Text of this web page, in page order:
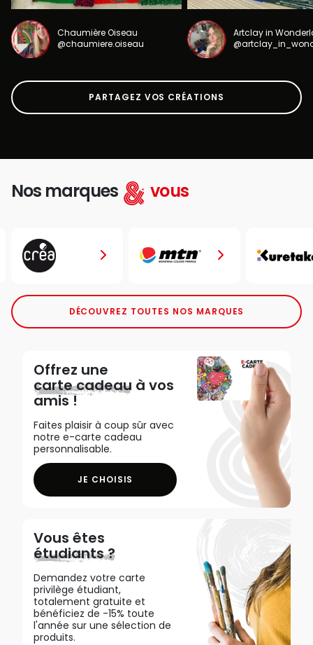
Chaumière Oiseau
@chaumiere.oiseau
Artclay in
PARTAGEZ VOS CRÉATIONS
Nos marques vous
DÉCOUVREZ TOUTES NOS MARQUES
Offrez une
carte cadeau à vos
amis !
Faites plaisir à coup sûr avec
notre e-carte cadeau
personnalisable.
JE CHOISIS
Vous êtes
étudiants ?
Demandez votre carte
privilège étudiant,
totalement gratuite et
bénéficiez de -15% toute
l'année sur une sélection de
produits.